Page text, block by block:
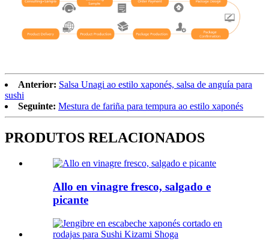
Anterior: Salsa Unagi ao estilo xaponés, salsa de anguía para
sushi
Seguinte: Mestura de fariña para tempura ao estilo xaponés
PRODUTOS RELACIONADOS
Allo en vinagre fresco, salgado e
picante